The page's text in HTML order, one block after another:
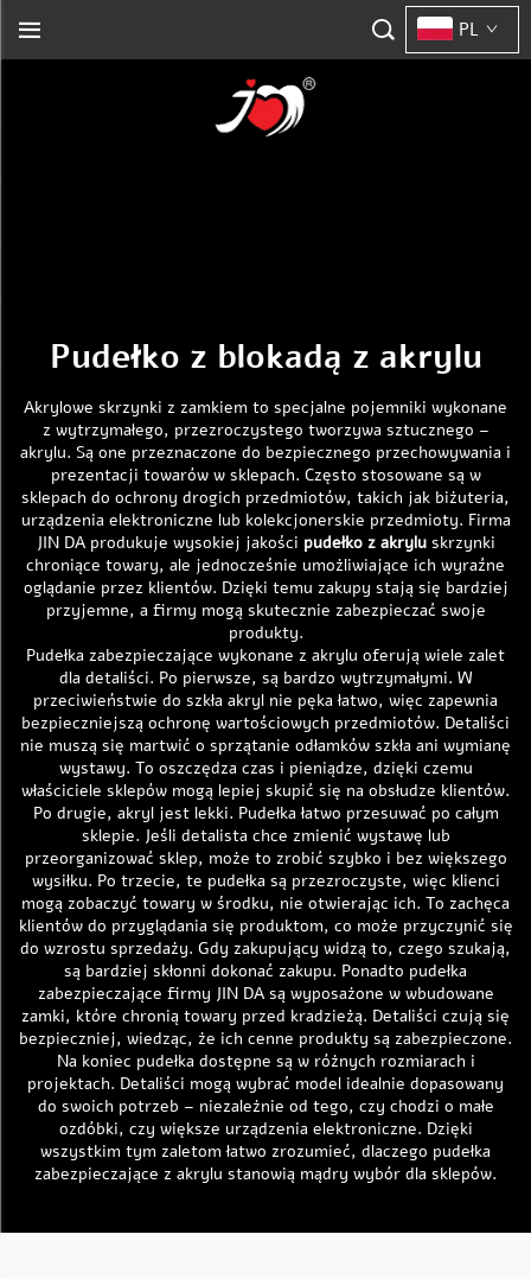
PL
Pudełko z blokadą z akrylu
Akrylowe skrzynki z zamkiem to specjalne pojemniki wykonane
z wytrzymałego, przezroczystego tworzywa sztucznego –
akrylu. Są one przeznaczone do bezpiecznego przechowywania i
prezentacji towarów w sklepach. Często stosowane są w
sklepach do ochrony drogich przedmiotów, takich jak biżuteria,
urządzenia elektroniczne lub kolekcjonerskie przedmioty. Firma
JIN DA produkuje wysokiej jakości pudełko z akrylu skrzynki
chroniące towary, ale jednocześnie umożliwiające ich wyraźne
oglądanie przez klientów. Dzięki temu zakupy stają się bardziej
przyjemne, a firmy mogą skutecznie zabezpieczać swoje
produkty.
Pudełka zabezpieczające wykonane z akrylu oferują wiele zalet
dla detaliści. Po pierwsze, są bardzo wytrzymałymi. W
przeciwieństwie do szkła akryl nie pęka łatwo, więc zapewnia
bezpieczniejszą ochronę wartościowych przedmiotów. Detaliści
nie muszą się martwić o sprzątanie odłamków szkła ani wymianę
wystawy. To oszczędza czas i pieniądze, dzięki czemu
właściciele sklepów mogą lepiej skupić się na obsłudze klientów.
Po drugie, akryl jest lekki. Pudełka łatwo przesuwać po całym
sklepie. Jeśli detalista chce zmienić wystawę lub
przeorganizować sklep, może to zrobić szybko i bez większego
wysiłku. Po trzecie, te pudełka są przezroczyste, więc klienci
mogą zobaczyć towary w środku, nie otwierając ich. To zachęca
klientów do przyglądania się produktom, co może przyczynić się
do wzrostu sprzedaży. Gdy zakupujący widzą to, czego szukają,
są bardziej skłonni dokonać zakupu. Ponadto pudełka
zabezpieczające firmy JIN DA są wyposażone w wbudowane
zamki, które chronią towary przed kradzieżą. Detaliści czują się
bezpieczniej, wiedząc, że ich cenne produkty są zabezpieczone.
Na koniec pudełka dostępne są w różnych rozmiarach i
projektach. Detaliści mogą wybrać model idealnie dopasowany
do swoich potrzeb – niezależnie od tego, czy chodzi o małe
ozdóbki, czy większe urządzenia elektroniczne. Dzięki
wszystkim tym zaletom łatwo zrozumieć, dlaczego pudełka
zabezpieczające z akrylu stanowią mądry wybór dla sklepów.